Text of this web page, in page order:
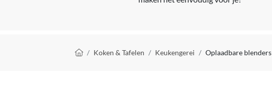
KruimelpadKoken & Tafelen Keukengerei Oplaadbare blenders